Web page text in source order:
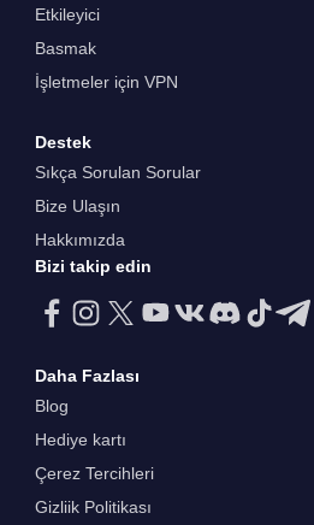
Etkileyici
Basmak
İşletmeler için VPN
Destek
Sıkça Sorulan Sorular
Bize Ulaşın
Hakkımızda
Bizi takip edin
Daha Fazlası
Blog
Hediye kartı
Çerez Tercihleri
Gizliik Politikası